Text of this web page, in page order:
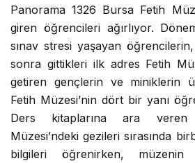
Panorama 1326 Bursa Fetih
giren öğrencileri ağırlıyor.
sınav stresi yaşayan
sonra gittikleri ilk adres Fetih
getiren gençlerin ve miniklerin
Fetih Müzesi’nin dört bir yanı
Ders kitaplarına ara veren
Müzesi’ndeki gezileri sırasında
bilgileri öğrenirken,